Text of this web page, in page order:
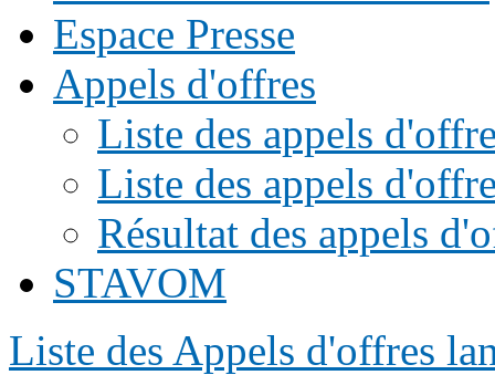
Espace Presse
Appels d'offres
Liste des appels
Liste des appels
Résultat des appels
STAVOM
Liste des Appels d'offres